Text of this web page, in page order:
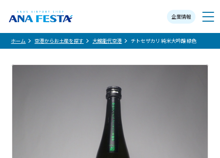
企業情報
メニュー
ホーム 空港からお土産を探す 大館能代空港 チトセザカリ 純米大吟醸 緑色